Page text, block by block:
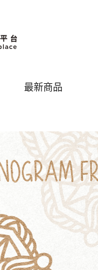
最新商品